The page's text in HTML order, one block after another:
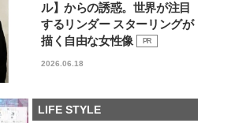
ル】からの誘惑。世界が注目
するリンダー スターリングが
描く自由な女性像
PR
2026.06.18
LIFE STYLE
曾祖父のバレエスクールからアメ
リカへ……オールラウンダーを目
指すダンサーは踊ることが好きす
2026.03.30
人ボーイズグループが始動！ デビ
ュー目前のフレッシュな面々を独